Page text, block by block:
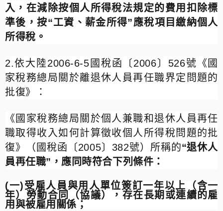
入，在減除按個人所得稅法規定的費用扣除標
準後，按“工資、薪金所得”應稅項目繳納個人
所得稅。
2.依大陸2006-6-5 國稅函〔 2006 〕 526號《國
家稅務總局關於離退休人員再任職界定問題的
批復》：
《國家稅務總局關於個人兼職和退休人員再任
職取得收入如何計算徵收個人所得稅問題的批
復》
（國稅函〔 2005〕 382號）所稱的“退休人
員再任職” ，應同時符合下列條件：
(一)受雇人員與用人單位簽訂一年以上（含一
年）勞動合同（協議），存在長期或連續的雇
用與被雇用關係；